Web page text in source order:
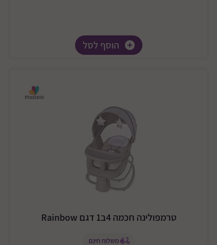
הוסף לסל
טרמפולינה חכמה 4ב1 דגם Rainbow
משלוח חינם